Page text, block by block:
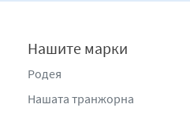
Нашите марки
Родея
Нашата транжорна